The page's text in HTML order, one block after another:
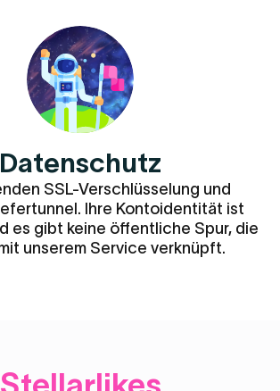
Datenschutz
SSL-Verschlüsselung und
Ihre Kontoidentität ist
es gibt keine öffentliche Spur, die
mit unserem Service verknüpft.